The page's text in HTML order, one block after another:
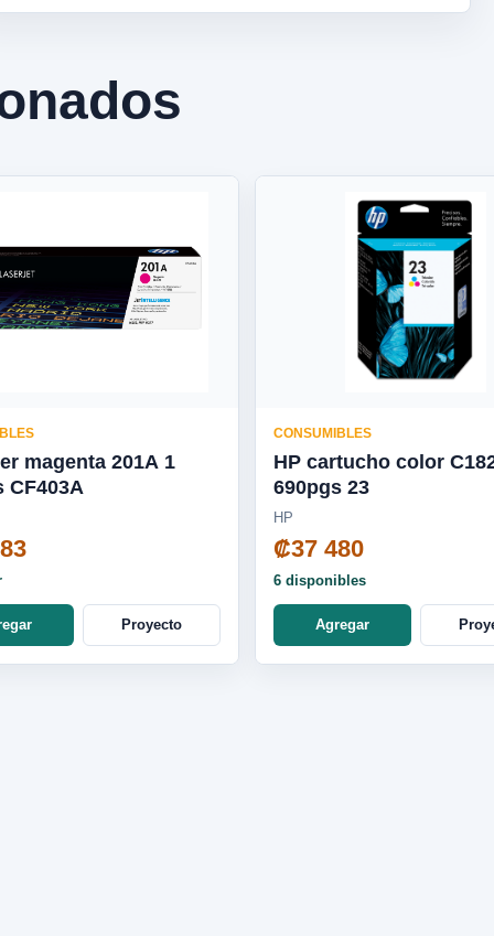
magenta 201A 1
CF403A
Proyecto
CONSUMIBLES
HP cartucho color
690pgs 23
HP
₡37 480
6 disponibles
Agregar